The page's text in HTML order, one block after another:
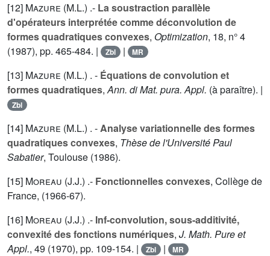
[12] Mazure (M.L.) .- La soustraction parallèle
d'opérateurs interprétée comme déconvolution de
formes quadratiques convexes, Optimization, 18, n° 4
(1987), pp. 465-484. |
Zbl | MR
[13] Mazure (M.L.) . - Équations de convolution et
formes quadratiques,Ann. di Mat. pura. Appl. (à paraître). |
Zbl
[14] Mazure (M.L.) . -Analyse variationnelle des formes
quadratiques convexes, Thèse de l'Université Paul
Sabatier, Toulouse (1986).
[15] Moreau (J.J.) .- Fonctionnelles convexes, Collège de
France, (1966-67).
[16] Moreau (J.J.) .- Inf-convolution, sous-additivité,
convexité des fonctions numériques, J. Math. Pure et
Appl., 49 (1970), pp. 109-154. | Zbl | MR